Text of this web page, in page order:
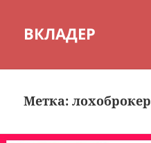
ВКЛАДЕР
Метка:лохоброкер